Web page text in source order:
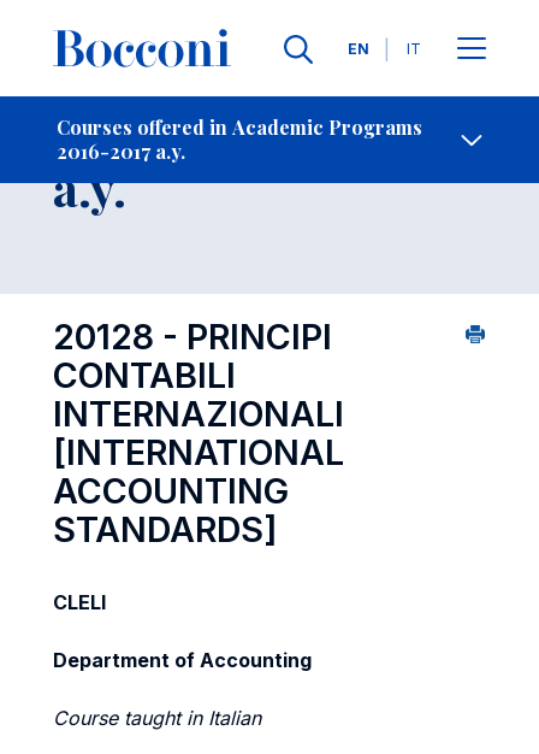
Languages
EN IT
Courses offered in Academic Programs
2016-2017 a.y.
- Contact Us
Course 2016-2017
a.y.
20128 - PRINCIPI
CONTABILI
INTERNAZIONALI
[INTERNATIONAL
ACCOUNTING
STANDARDS]
CLELI
Department of Accounting
Course taught in Italian